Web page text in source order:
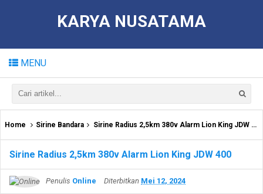
KARYA NUSATAMA
MENU
Home Sirine Bandara Sirine Radius 2,5km 380v Alarm Lion King JDW 400
Sirine Radius 2,5km 380v Alarm Lion King JDW 400
Penulis Online Diterbitkan Mei 12, 2024